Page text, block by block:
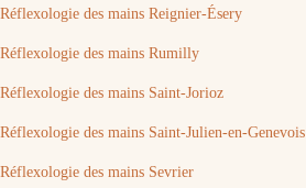
Réflexologie des mains Reignier-Ésery
Réflexologie des mains Rumilly
Réflexologie des mains Saint-Jorioz
Réflexologie des mains Saint-Julien-en-Genevois
Réflexologie des mains Sevrier